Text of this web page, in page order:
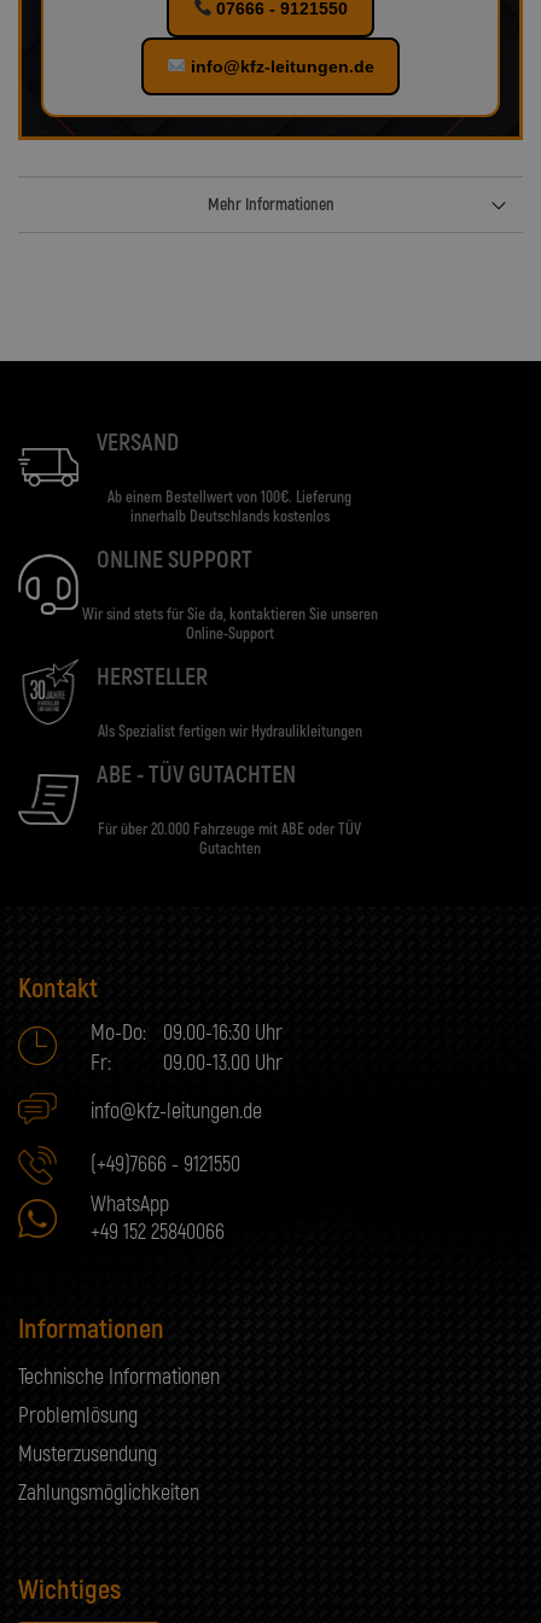
07666 - 9121550
info@kfz-leitungen.de
Mehr Informationen
VERSAND
Ab einem Bestellwert von 100€. Lieferung
innerhalb Deutschlands kostenlos
ONLINE SUPPORT
Wir sind stets für Sie da, kontaktieren Sie unseren
Online-Support
HERSTELLER
Als Spezialist fertigen wir Hydraulikleitungen
ABE - TÜV GUTACHTEN
Für über 20.000 Fahrzeuge mit ABE oder TÜV
Gutachten
Kontakt
Mo-Do:
09.00-16:30 Uhr
Fr:
09.00-13.00 Uhr
info@kfz-leitungen.de
(+49)7666 - 9121550
WhatsApp
+49 152 25840066
Informationen
Technische Informationen
Problemlösung
Musterzusendung
Zahlungsmöglichkeiten
Wichtiges